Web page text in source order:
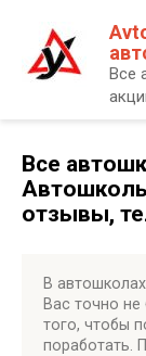
контенту
Все
Все
отзывы,
В
Вас точно
того, чтобы
поработать.